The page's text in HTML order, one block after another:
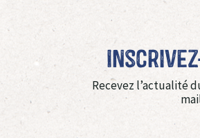
Recevez l’actualité